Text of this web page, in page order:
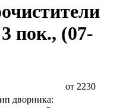
пок., (07-
от 2230
дворника: